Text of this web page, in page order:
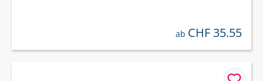
regulärer preis:
ab CHF 35.55